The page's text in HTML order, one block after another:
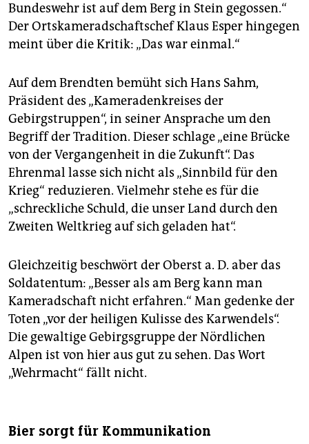
Bundeswehr ist auf dem Berg in Stein gegossen.“
Der Ortskameradschaftschef Klaus Esper hin­gegen
meint über die Kritik: „Das war einmal.“
Auf dem Brendten bemüht sich Hans Sahm,
Präsident des „Kameradenkreises der
Gebirgstruppen“, in seiner Ansprache um den
Begriff der Tradition. Dieser schlage „eine Brücke
von der Vergangenheit in die Zukunft“. Das
Ehrenmal lasse sich nicht als „Sinnbild für den
Krieg“ reduzieren. Vielmehr stehe es für die
„schreckliche Schuld, die unser Land durch den
Zweiten Weltkrieg auf sich geladen hat“.
Gleichzeitig beschwört der Oberst a. D. aber das
Soldatentum: „Besser als am Berg kann man
Kameradschaft nicht erfahren.“ Man gedenke der
Toten „vor der heiligen Kulisse des Karwendels“.
Die gewaltige Gebirgsgruppe der Nördlichen
Alpen ist von hier aus gut zu sehen. Das Wort
„Wehrmacht“ fällt nicht.
Bier sorgt für Kommunikation